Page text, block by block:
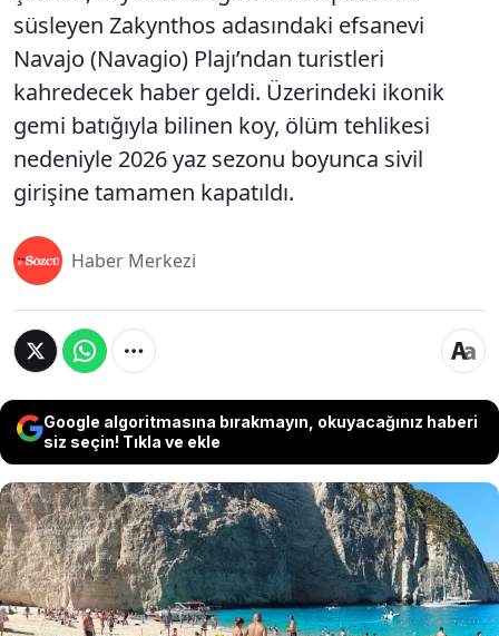
süsleyen Zakynthos adasındaki efsanevi
Navajo (Navagio) Plajı’ndan turistleri
kahredecek haber geldi. Üzerindeki ikonik
gemi batığıyla bilinen koy, ölüm tehlikesi
nedeniyle 2026 yaz sezonu boyunca sivil
girişine tamamen kapatıldı.
Haber Merkezi
Google algoritmasına bırakmayın, okuyacağınız haberi
siz seçin! Tıkla ve ekle
Dünyanın ve Yunanistan’ın en çok fotoğrafı
çekilen, seyahat dergilerinin kapaklarını süsleyen
Zakynthos adasındaki efsanevi Navajo (Navagio)
Plajı’ndan turistleri kahredecek haber geldi.